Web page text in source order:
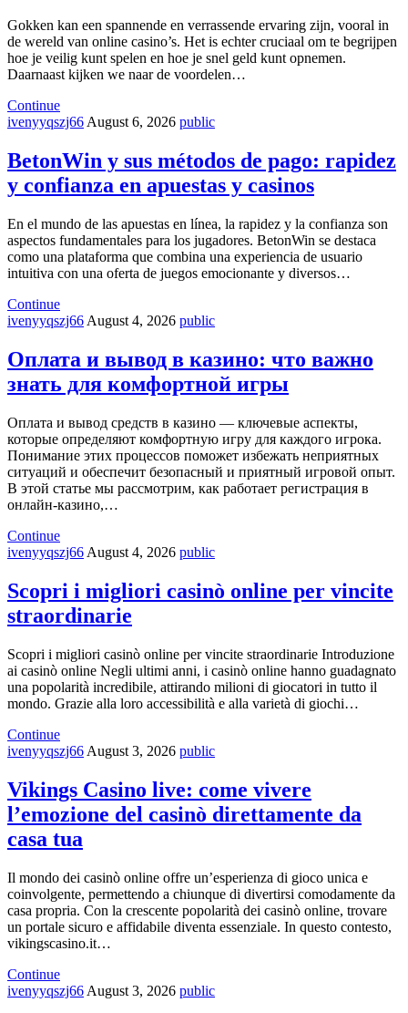
Gokken kan een spannende en verrassende ervaring zijn, vooral in
de wereld van online casino’s. Het is echter cruciaal om te begrijpen
hoe je veilig kunt spelen en hoe je snel geld kunt opnemen.
Daarnaast kijken we naar de voordelen…
Continue
ivenyyqszj66August 6, 2026 public
BetonWin y sus métodos de pago: rapidez
y confianza en apuestas y casinos
En el mundo de las apuestas en línea, la rapidez y la confianza son
aspectos fundamentales para los jugadores. BetonWin se destaca
como una plataforma que combina una experiencia de usuario
intuitiva con una oferta de juegos emocionante y diversos…
Continue
ivenyyqszj66 August 4, 2026 public
Оплата и вывод в казино: что важно
знать для комфортной игры
Оплата и вывод средств в казино — ключевые аспекты,
которые определяют комфортную игру для каждого игрока.
Понимание этих процессов поможет избежать неприятных
ситуаций и обеспечит безопасный и приятный игровой опыт.
В этой статье мы рассмотрим, как работает регистрация в
онлайн-казино,…
Continue
ivenyyqszj66 August 4, 2026 public
Scopri i migliori casinò online per vincite
straordinarie
Scopri i migliori casinò online per vincite straordinarie Introduzione
ai casinò online Negli ultimi anni, i casinò online hanno guadagnato
una popolarità incredibile, attirando milioni di giocatori in tutto il
mondo. Grazie alla loro accessibilità e alla varietà di giochi…
Continue
ivenyyqszj66 August 3, 2026 public
Vikings Casino live: come vivere
l’emozione del casinò direttamente da
casa tua
Il mondo dei casinò online offre un’esperienza di gioco unica e
coinvolgente, permettendo a chiunque di divertirsi comodamente da
casa propria. Con la crescente popolarità dei casinò online, trovare
un portale sicuro e affidabile diventa essenziale. In questo contesto,
vikingscasino.it…
Continue
ivenyyqszj66 August 3, 2026 public